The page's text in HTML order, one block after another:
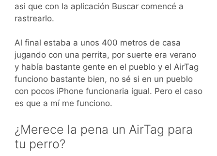
asi que con la aplicación Buscar comencé a
rastrearlo.
Al final estaba a unos 400 metros de casa
jugando con una perrita, por suerte era verano
y había bastante gente en el pueblo y el AirTag
funciono bastante bien, no sé si en un pueblo
con pocos iPhone funcionaria igual. Pero el caso
es que a mí me funciono.
¿Merece la pena un AirTag para
tu perro?